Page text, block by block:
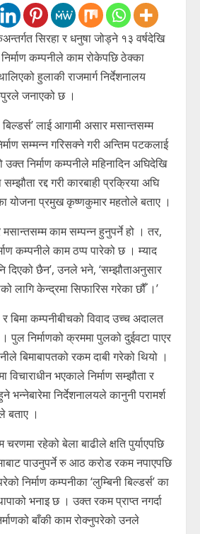
सिरहा र धनुषा जोड्ने १३ वर्षदेखि
कम्पनीले काम रोकेपछि ठेक्का
हुलाकी राजमार्ग निर्देशनालय
जनाएको छ ।
बिल्डर्स’ लाई आगामी असार मसान्तसम्म
सम्मन्न गरिसक्ने गरी अन्तिम पटकलाई
निर्माण कम्पनीले महिनादिन अघिदेखि
रद्द गरी कारबाही प्रक्रिया अघि
योजना प्रमुख कृष्णकुमार महतोले बताए ।
काम सम्पन्न हुनुपर्ने हो । तर,
कम्पनीले काम ठप्प पारेको छ । म्याद
दिएको छैन’, उनले भने, ‘सम्झौताअनुसार
लागि केन्द्रमा सिफारिस गरेका छौँ ।’
बिमा कम्पनीबीचको विवाद उच्च अदालत
पुल निर्माणको क्रममा पुलको दुईवटा पाएर
बिमाबापतको रकम दाबी गरेको थियो ।
विचाराधीन भएकाले निर्माण सम्झौता र
भन्नेबारेमा निर्देशनालयले कानुनी परामर्श
बताए ।
चरणमा रहेको बेला बाढीले क्षति पुर्याएपछि
पाउनुपर्ने रु आठ करोड रकम नपाएपछि
कम्पनीका ‘लुम्बिनी बिल्डर्स’ का
भनाइ छ । उक्त रकम प्राप्त नगर्दा
बाँकी काम रोक्नुपरेको उनले